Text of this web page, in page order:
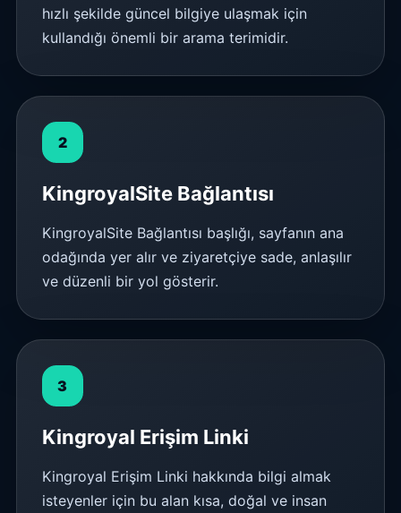
hızlı şekilde güncel bilgiye ulaşmak için
kullandığı önemli bir arama terimidir.
2
KingroyalSite Bağlantısı
KingroyalSite Bağlantısı başlığı, sayfanın ana
odağında yer alır ve ziyaretçiye sade, anlaşılır
ve düzenli bir yol gösterir.
3
Kingroyal Erişim Linki
Kingroyal Erişim Linki hakkında bilgi almak
isteyenler için bu alan kısa, doğal ve insan